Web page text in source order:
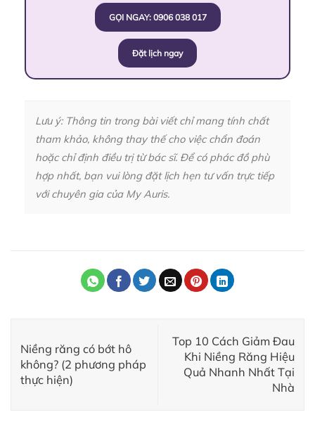
GỌI NGAY: 0906 038 017
Đặt lịch ngay
Lưu ý: Thông tin trong bài viết chỉ mang tính chất
tham khảo, không thay thế cho việc chẩn đoán
hoặc chỉ định điều trị từ bác sĩ. Để có phác đồ phù
hợp nhất, bạn vui lòng đặt lịch hẹn tư vấn trực tiếp
với chuyên gia của My Auris.
Niềng răng có bớt hô
không? (2 phương pháp
thực hiện)
Top 10 Cách Giảm Đau
Khi Niềng Răng Hiệu
Quả Nhanh Nhất Tại
Nhà